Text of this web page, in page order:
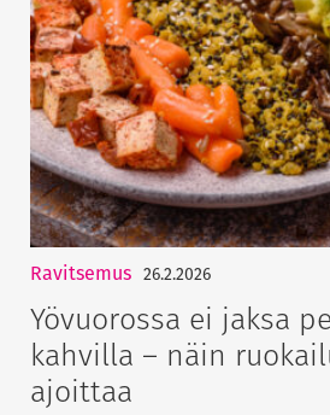
Ravitsemus 26.2.2026
Yövuorossa ei jaksa
kahvilla – näin
ajoittaa